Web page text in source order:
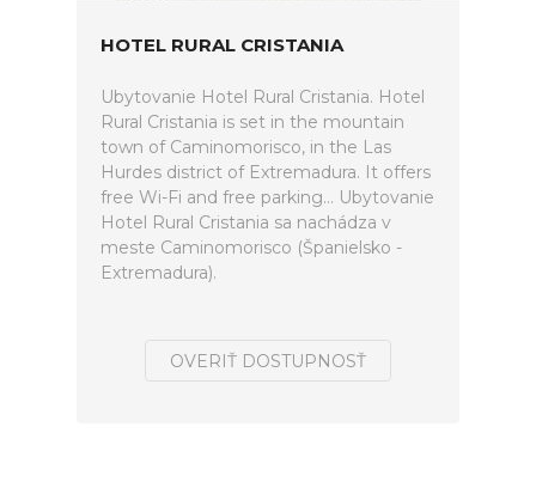
HOTEL RURAL CRISTANIA
Ubytovanie Hotel Rural Cristania. Hotel
Rural Cristania is set in the mountain
town of Caminomorisco, in the Las
Hurdes district of Extremadura. It offers
free Wi-Fi and free parking... Ubytovanie
Hotel Rural Cristania sa nachádza v
meste Caminomorisco (Španielsko -
Extremadura).
OVERIŤ DOSTUPNOSŤ